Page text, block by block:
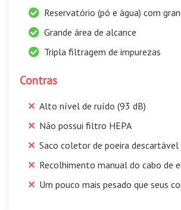
Reservatório (pó e água) com
Grande área de alcance
Tripla filtragem de impurezas
Contras
Alto nível de ruído (93 dB)
Não possui filtro HEPA
Saco coletor de poeira descartável
Recolhimento manual do cabo de
Um pouco mais pesado que seus